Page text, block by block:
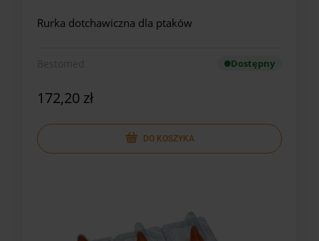
Rurka dotchawiczna dla ptaków
Dostępny
172,20 zł
DO KOSZYKA